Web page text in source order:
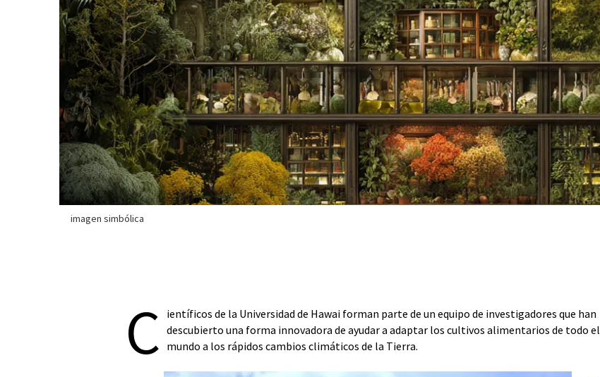
imagen simbólica
C ientíficos de la Universidad de Hawai forman parte de un equipo de investigadores que han
descubierto una forma innovadora de ayudar a adaptar los cultivos alimentarios de todo el
mundo a los rápidos cambios climáticos de la Tierra.